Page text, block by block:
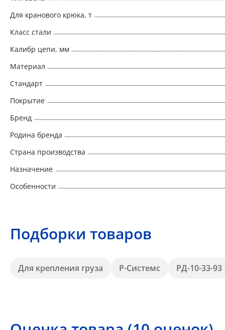
Для кранового крюка, т
Класс стали
Калибр цепи, мм
Материал
Стандарт
Покрытие
Бренд
Родина бренда
Страна производства
Назначение
Особенности
Подборки товаров
Для крепления груза Р-Системс РД-10-33-93